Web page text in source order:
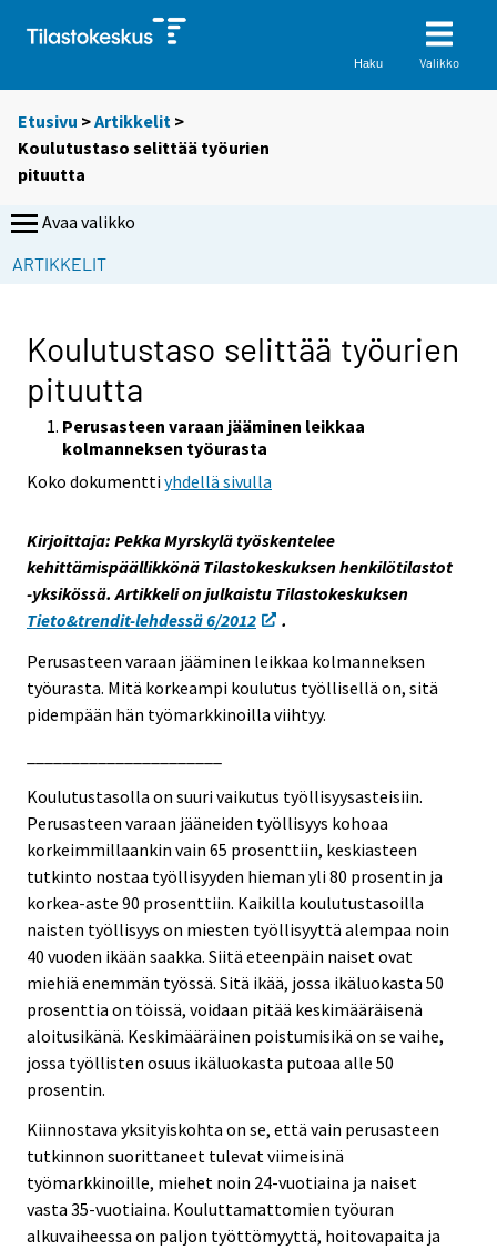
Haku Valikko
Etusivu >Artikkelit >
Koulutustaso selittää työurien
pituutta
Avaa valikko
ARTIKKELIT
Koulutustaso selittää työurien
pituutta
Perusasteen varaan jääminen leikkaa
kolmanneksen työurasta
Koko dokumenttiyhdellä sivulla
Kirjoittaja: Pekka Myrskylä työskentelee
kehittämispäällikkönä Tilastokeskuksen henkilötilastot
-yksikössä. Artikkeli on julkaistu Tilastokeskuksen
Tieto&trendit-lehdessä 6/2012
.
Perusasteen varaan jääminen leikkaa kolmanneksen
työurasta. Mitä korkeampi koulutus työllisellä on, sitä
pidempään hän työmarkkinoilla viihtyy.
Koulutustasolla on suuri vaikutus työllisyysasteisiin.
Perusasteen varaan jääneiden työllisyys kohoaa
korkeimmillaankin vain 65 prosenttiin, keskiasteen
tutkinto nostaa työllisyyden hieman yli 80 prosentin ja
korkea-aste 90 prosenttiin. Kaikilla koulutustasoilla
naisten työllisyys on miesten työllisyyttä alempaa noin
40 vuoden ikään saakka. Siitä eteenpäin naiset ovat
miehiä enemmän työssä. Sitä ikää, jossa ikäluokasta 50
prosenttia on töissä, voidaan pitää keskimääräisenä
aloitusikänä. Keskimääräinen poistumisikä on se vaihe,
jossa työllisten osuus ikäluokasta putoaa alle 50
prosentin.
Kiinnostava yksityiskohta on se, että vain perusasteen
tutkinnon suorittaneet tulevat viimeisinä
työmarkkinoille, miehet noin 24-vuotiaina ja naiset
vasta 35-vuotiaina. Kouluttamattomien työuran
alkuvaiheessa on paljon työttömyyttä, hoitovapaita ja